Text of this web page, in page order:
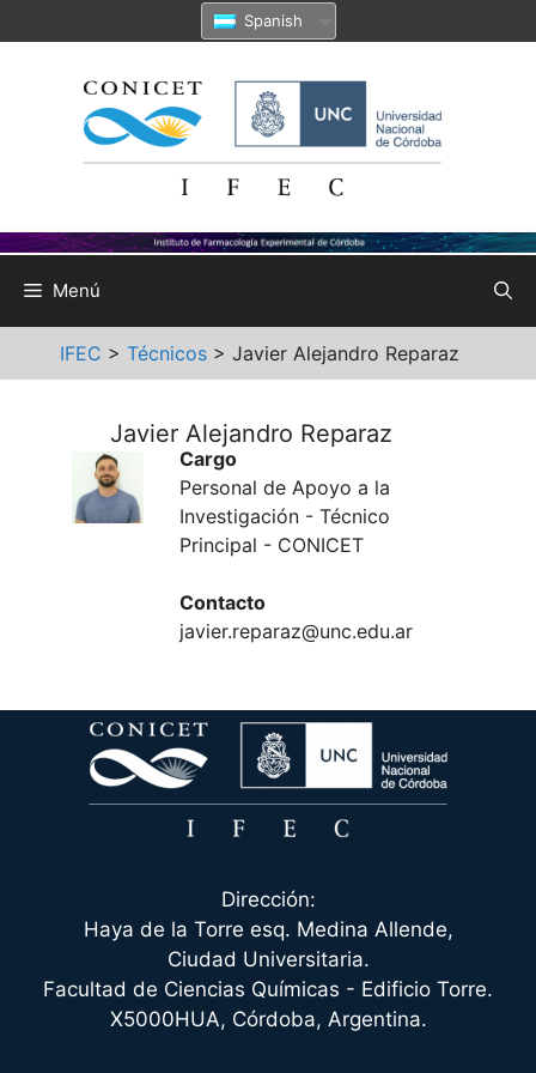
al
Spanish
Menú
IFEC > Técnicos > Javier Alejandro Reparaz
Javier Alejandro Reparaz
Cargo
Personal de Apoyo a la
Investigación - Técnico
Principal - CONICET
Contacto
javier.reparaz@unc.edu.ar
Dirección:
Haya de la Torre esq. Medina Allende,
Ciudad Universitaria.
Facultad de Ciencias Químicas - Edificio Torre.
X5000HUA, Córdoba, Argentina.